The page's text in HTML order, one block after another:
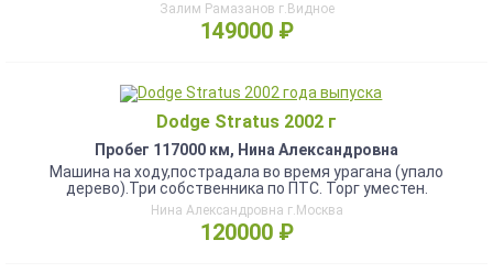
Залим Рамазанов г.Видное
149000 ₽
Dodge Stratus 2002 г
Пробег 117000 км, Нина Александровна
Машина на ходу,пострадала во время урагана (упало
дерево).Три собственника по ПТС. Торг уместен.
Нина Александровна г.Москва
120000 ₽